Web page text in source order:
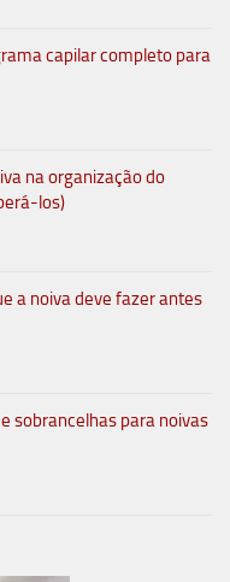
capilar completo para
na organização do
los)
a noiva deve fazer antes
sobrancelhas para noivas